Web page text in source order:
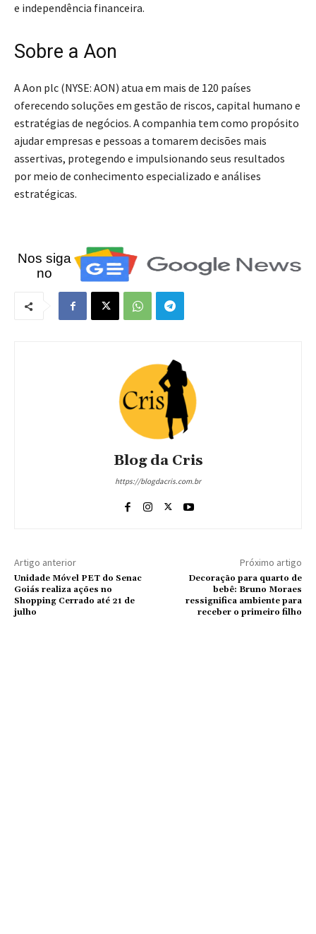
e independência financeira.
Sobre a Aon
A Aon plc (NYSE: AON) atua em mais de 120 países
oferecendo soluções em gestão de riscos, capital humano e
estratégias de negócios. A companhia tem como propósito
ajudar empresas e pessoas a tomarem decisões mais
assertivas, protegendo e impulsionando seus resultados
por meio de conhecimento especializado e análises
estratégicas.
Nos siga
no
Blog da Cris
https://blogdacris.com.br
Artigo anterior
Unidade Móvel PET do Senac
Goiás realiza ações no
Shopping Cerrado até 21 de
julho
Próximo artigo
Decoração para quarto de
bebê: Bruno Moraes
ressignifica ambiente para
receber o primeiro filho